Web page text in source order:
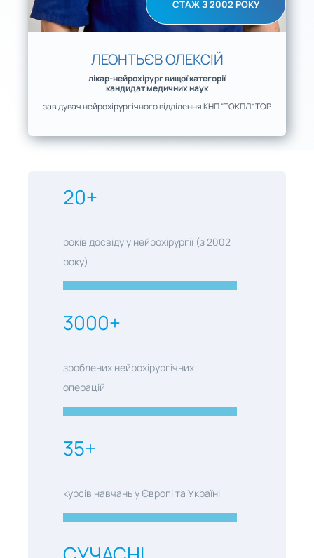
СТАЖ З 2002 РОКУ
ЛЕОНТЬЄВ ОЛЕКСІЙ
лікар-нейрохірург вищої категорії
кандидат медичних наук
завідувач нейрохірургічного відділення КНП “ТОКПЛ” ТОР
20+
років досвіду у нейрохірургії (з 2002
року)
3000+
зроблених нейрохірургічних
операцій
35+
курсів навчань у Європі та Україні